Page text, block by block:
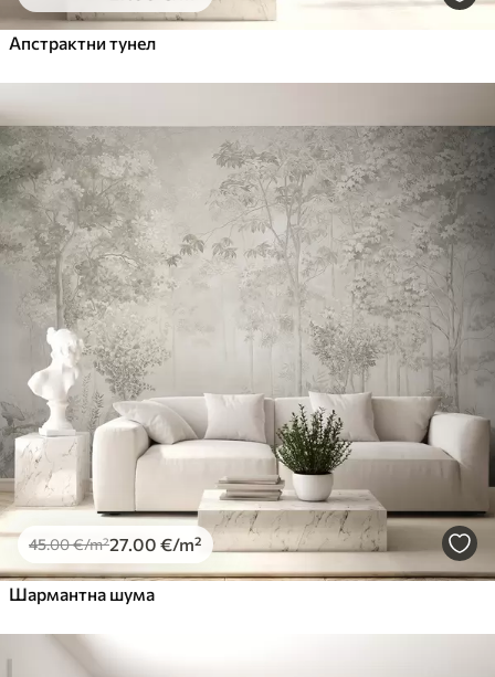
Апстрактни тунел
45.00€/m²27 .00 €/m²
Шармантна шума